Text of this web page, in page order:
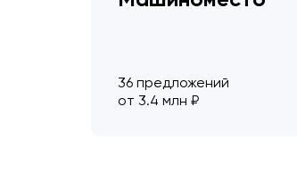
36 предложений
от 3.4 млн ₽